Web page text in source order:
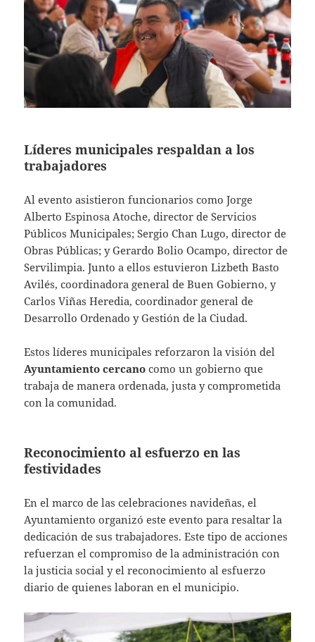
Líderes municipales respaldan a los
trabajadores
Al evento asistieron funcionarios como Jorge
Alberto Espinosa Atoche, director de Servicios
Públicos Municipales; Sergio Chan Lugo, director de
Obras Públicas; y Gerardo Bolio Ocampo, director de
Servilimpia. Junto a ellos estuvieron Lizbeth Basto
Avilés, coordinadora general de Buen Gobierno, y
Carlos Viñas Heredia, coordinador general de
Desarrollo Ordenado y Gestión de la Ciudad.
Estos líderes municipales reforzaron la visión del
Ayuntamiento cercano como un gobierno que
trabaja de manera ordenada, justa y comprometida
con la comunidad.
Reconocimiento al esfuerzo en las
festividades
En el marco de las celebraciones navideñas, el
Ayuntamiento organizó este evento para resaltar la
dedicación de sus trabajadores. Este tipo de acciones
refuerzan el compromiso de la administración con
la justicia social y el reconocimiento al esfuerzo
diario de quienes laboran en el municipio.